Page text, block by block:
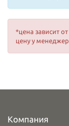
*цена зависит
цену у
Компания